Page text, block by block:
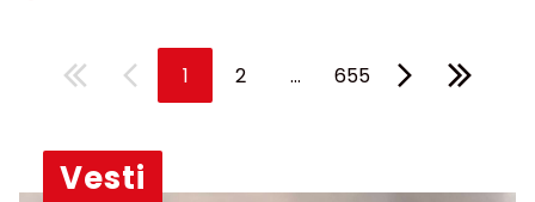
1 2 ... 655
Vesti